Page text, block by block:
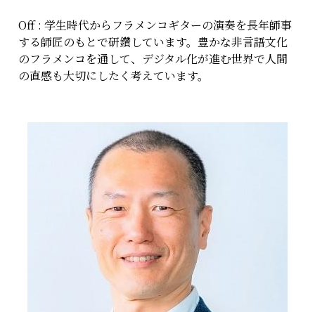
Off : 学生時代からフラメンコギターの演奏を長年師事
する師匠のもとで研鑽しています。豊かな非言語文化
のフラメンコを通して、デジタル化が進む世界で人間
の直感も大切にしたく考えています。